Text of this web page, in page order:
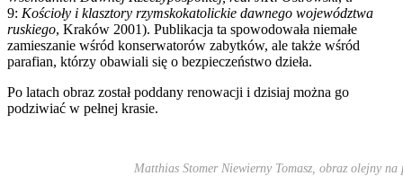
9: Kościoły i klasztory rzymskokatolickie dawnego województwa
ruskiego, Kraków 2001). Publikacja ta spowodowała niemałe
zamieszanie wśród konserwatorów zabytków, ale także wśród
parafian, którzy obawiali się o bezpieczeństwo dzieła.
Po latach obraz został poddany renowacji i dzisiaj można go
podziwiać w pełnej krasie.
Matthias Stomer Niewierny Tomasz, obraz olejny na